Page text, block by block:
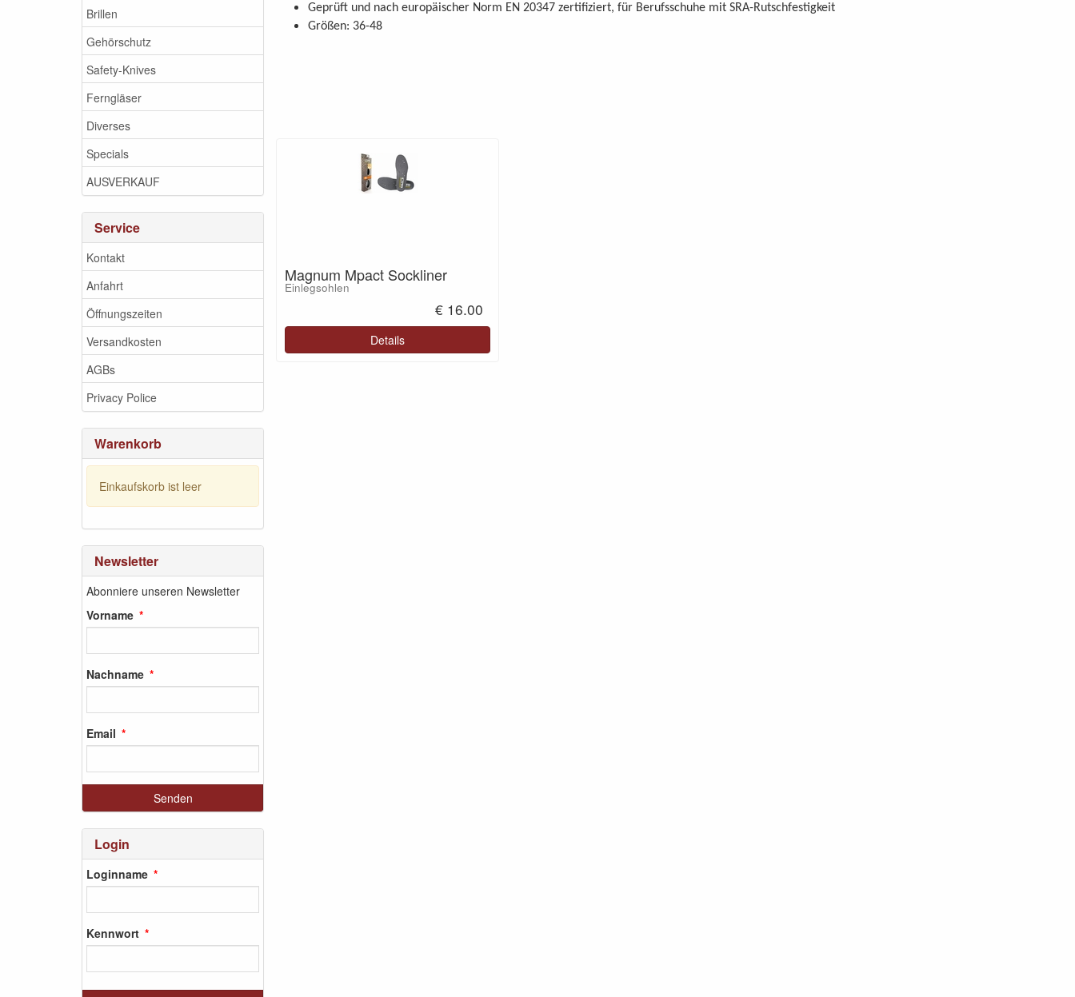
Brillen
Gehörschutz
Safety-Knives
Ferngläser
Diverses
Specials
AUSVERKAUF
Service
Kontakt
Anfahrt
Öffnungszeiten
Versandkosten
AGBs
Privacy Police
Warenkorb
Einkaufskorb ist leer
Newsletter
Abonniere unseren Newsletter
Vorname
Nachname
Email
Login
Loginname
Kennwort
Geprüft und nach europäischer Norm EN 20347 zertifiziert, für Berufsschuhe mit SRA-Rutschfestigkeit
Größen: 36-48
Magnum Mpact Sockliner
Einlegsohlen
€ 16.00
Details